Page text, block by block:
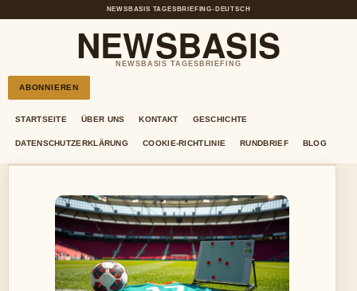
NEWSBASIS TAGESBRIEFING• DEUTSCH
NEWSBASIS
NEWSBASIS TAGESBRIEFING
ABONNIEREN
STARTSEITE ÜBER UNS KONTAKT GESCHICHTE
DATENSCHUTZERKLÄRUNG COOKIE-RICHTLINIE RUNDBRIEF BLOG